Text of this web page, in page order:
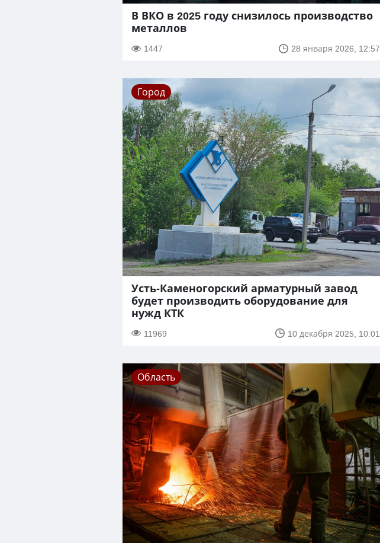
В ВКО в 2025 году снизилось производство
металлов
1447 28 января 2026, 12:57
Город
Усть-Каменогорский арматурный завод
будет производить оборудование для
нужд КТК
11969 10 декабря 2025, 10:01
Область